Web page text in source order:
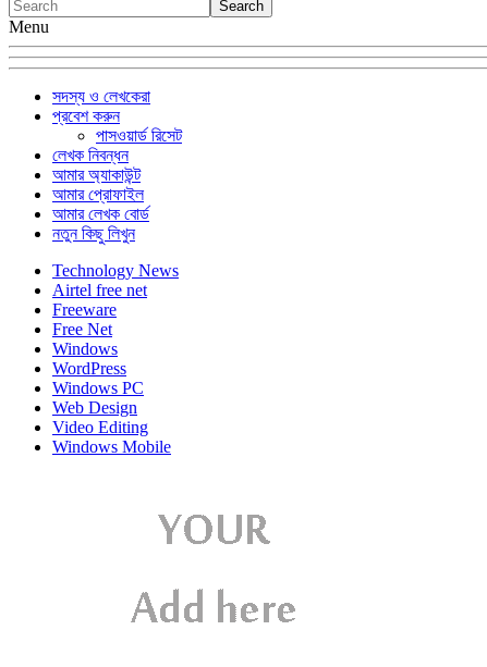
Menu
সদস্য ও লেখকেরা
প্রবেশ করুন
পাসওয়ার্ড রিসেট
লেখক নিবন্ধন
আমার অ্যাকাউন্ট
আমার প্রোফাইল
আমার লেখক বোর্ড
নতুন কিছু লিখুন
Technology News
Airtel free net
Freeware
Free Net
Windows
WordPress
Windows PC
Web Design
Video Editing
Windows Mobile